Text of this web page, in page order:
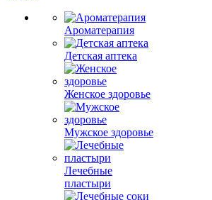
Ароматерапия
Детская аптека
Женское здоровье
Мужское здоровье
Лечебные
пластыри